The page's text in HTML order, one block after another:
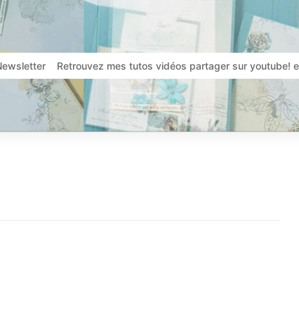
Retrouvez mes tutos vidéos partager sur youtube!